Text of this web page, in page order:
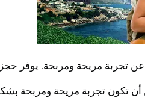
تجربة مريحة ومربحة. يوفر
أن تكون تجربة مريحة ومربحة